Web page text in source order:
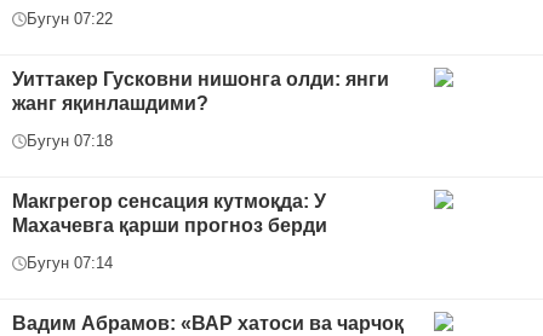
Бугун 07:22
Уиттакер Гусковни нишонга олди: янги
жанг яқинлашдими?
Бугун 07:18
Макгрегор сенсация кутмоқда: У
Махачевга қарши прогноз берди
Бугун 07:14
Вадим Абрамов: «ВАР хатоси ва чарчоқ